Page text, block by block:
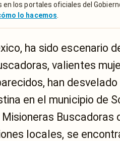
los portales oficiales del
lo hacemos
ha sido escenario
valientes
han
en el municipio de
Buscadoras
locales, se